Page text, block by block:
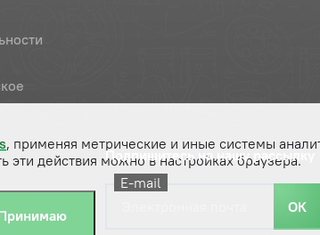
Подпишитесь на нашу рассылку
E-mail
ОК
, применяя метрические и иные системы
эти действия можно в настройках браузера.